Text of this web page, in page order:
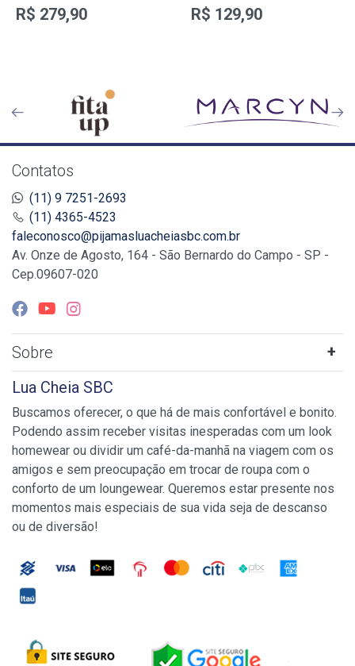
R$ 279,90 R$ 129,90
Contatos
(11) 9 7251-2693
(11) 4365-4523
faleconosco@pijamasluacheiasbc.com.br
Av. Onze de Agosto, 164 - São Bernardo do Campo - SP -
Cep.09607-020
Sobre
Lua Cheia SBC
Buscamos oferecer, o que há de mais confortável e bonito.
Podendo assim receber visitas inesperadas com um look
homewear ou dividir um café-da-manhã na viagem com os
amigos e sem preocupação em trocar de roupa com o
conforto de um loungewear. Queremos estar presente nos
momentos mais especiais de sua vida seja de descanso
ou de diversão!